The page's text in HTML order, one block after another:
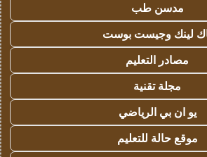
مدسن طب
لينك وجيست بوست
مصادر التعليم
مجلة تقنية
يو ان بي الرياضي
موقع حالة للتعليم